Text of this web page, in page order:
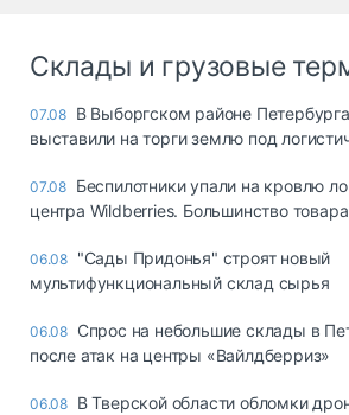
Склады и грузовые
07.08 В Выборгском районе
выставили на торги землю под
07.08 Беспилотники упали на кровлю
центра Wildberries. Большинство
06.08 "Сады Придонья" строят новый
мультифункциональный склад сырья
06.08 Спрос на небольшие склады в
после атак на центры «Вайлдберриз»
06.08 В Тверской области обломки